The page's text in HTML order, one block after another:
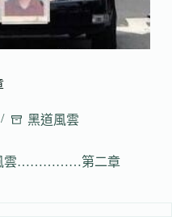
黑道風雲
雲……………第二章